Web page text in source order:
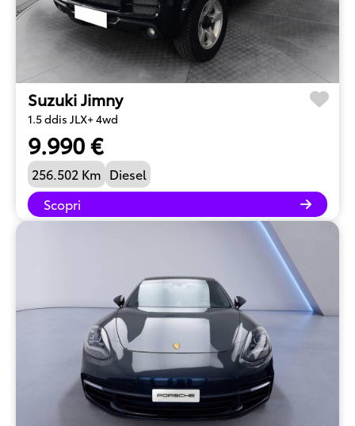
Suzuki Jimny
1.5 ddis JLX+ 4wd
9.990 €
256.502 Km Diesel
Scopri